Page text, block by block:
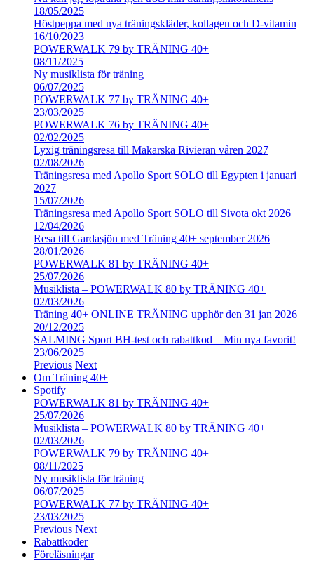
18/05/2025
Höstpeppa med nya träningskläder, kollagen och D-vitamin
16/10/2023
POWERWALK 79 by TRÄNING 40+
08/11/2025
Ny musiklista för träning
06/07/2025
POWERWALK 77 by TRÄNING 40+
23/03/2025
POWERWALK 76 by TRÄNING 40+
02/02/2025
Lyxig träningsresa till Makarska Rivieran våren 2027
02/08/2026
Träningsresa med Apollo Sport SOLO till Egypten i januari
2027
15/07/2026
Träningsresa med Apollo Sport SOLO till Sivota okt 2026
12/04/2026
Resa till Gardasjön med Träning 40+ september 2026
28/01/2026
POWERWALK 81 by TRÄNING 40+
25/07/2026
Musiklista – POWERWALK 80 by TRÄNING 40+
02/03/2026
Träning 40+ ONLINE TRÄNING upphör den 31 jan 2026
20/12/2025
SALMING Sport BH-test och rabattkod – Min nya favorit!
23/06/2025
Previous Next
Om Träning 40+
Spotify
POWERWALK 81 by TRÄNING 40+
25/07/2026
Musiklista – POWERWALK 80 by TRÄNING 40+
02/03/2026
POWERWALK 79 by TRÄNING 40+
08/11/2025
Ny musiklista för träning
06/07/2025
POWERWALK 77 by TRÄNING 40+
23/03/2025
Previous Next
Rabattkoder
Föreläsningar